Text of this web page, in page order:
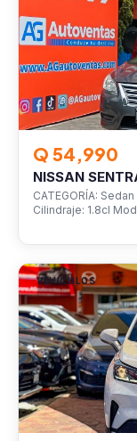
Q 54,990
NISSAN
CATEGORÍA:
Cilindraje: 1.8cl
VEHÍCULOS